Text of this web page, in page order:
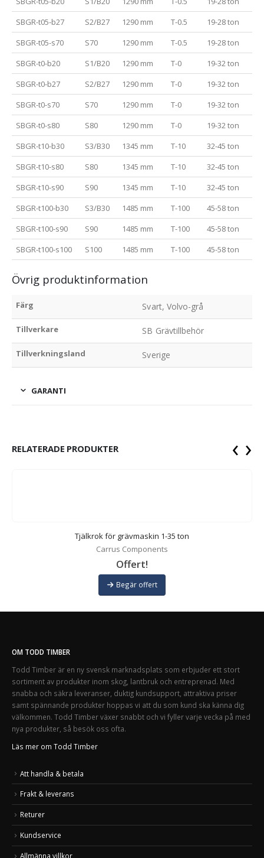
SBGR-t05-b27
S2/B27 1290 mm T-0.5
19-28 ton
SBGR-t05-s70
S70 1290 mm T-0.5
19-28 ton
SBGR-t0-b20
S1/B20 1290 mm T-0
19-32 ton
SBGR-t0-b27
S2/B27 1290 mm T-0
19-32 ton
SBGR-t0-s70
S70 1290 mm T-0
19-32 ton
SBGR-t0-s80
S80 1290 mm T-0
19-32 ton
SBGR-t10-b30
S3/B30 1345 mm T-10
32-45 ton
SBGR-t10-s80
S80 1345 mm T-10
32-45 ton
SBGR-t10-s90
S90 1345 mm T-10
32-45 ton
SBGR-t100-b30
S3/B30 1485 mm T-100
45-58 ton
SBGR-t100-s90
S90 1485 mm T-100
45-58 ton
SBGR-t100-s100
S100 1485 mm T-100 45-58 ton
Övrig produktinformation
Färg Svart, Volvo-grå
Tillverkare SB Grävtillbehör
Tillverkningsland Sverige
GARANTI
RELATERADE PRODUKTER
Tjälkrok för grävmaskin 1-35 ton
Carrus Components
Offert!
Begär offert
‹ ›
OM TODD TIMBER
Todd Timber är en ny svensk marknadsplats som erbjuder ett stort
sortiment av produkter inom skog, lantbruk och entreprenad. Med
snabba och säkra leveranser, duktig kundsupport, attraktiva priser
samt spännande produkter hoppas vi att du som kund ska känna dig
välkommen. Todd Timber växer snabbt och vi fyller varje vecka på med
nya produkter, så besök oss ofta.
Läs mer om Todd Timber
Att handla & betala
Frakt & leverans
Returer
Kundservice
Allmänna villkor